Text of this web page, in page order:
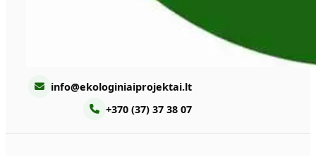
info@ekologiniaiprojektai.lt
+370 (37) 37 38 07